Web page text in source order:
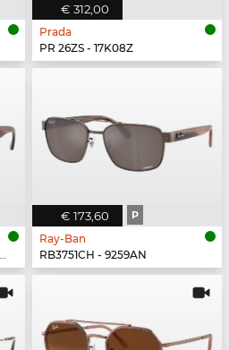
€ 312,00
Prada
PR 26ZS - 17K08Z
€ 173,60 P
Ray-Ban
RB3751CH - 9259AN